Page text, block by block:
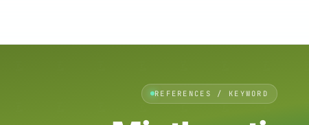
REFERENCES / KEYWORD